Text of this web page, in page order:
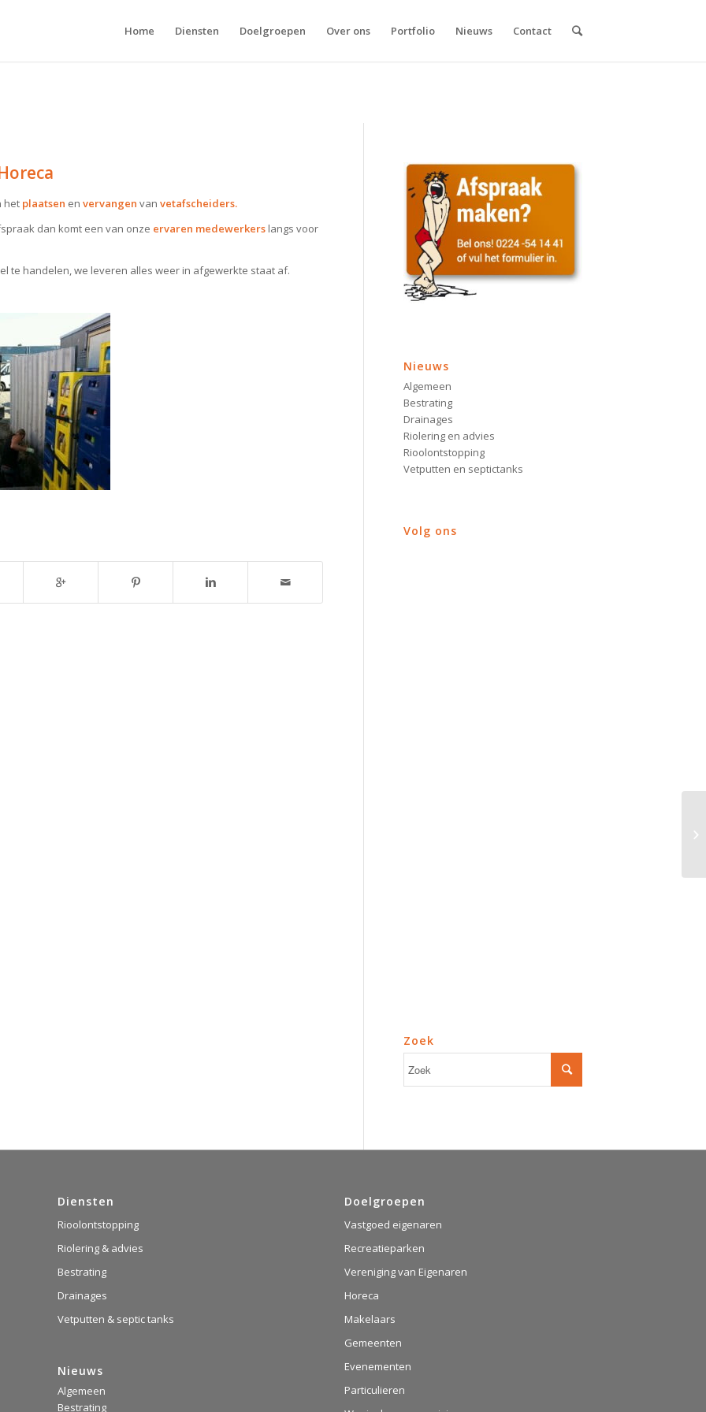
Home Diensten Doelgroepen Over ons Portfolio Nieuws Contact
het plaatsen en vervangen van vetafscheiders.
dan komt een van onze ervaren medewerkers langs voor
te handelen, we leveren alles weer in afgewerkte staat af.
Nieuws
Algemeen
Bestrating
Drainages
Riolering en advies
Rioolontstopping
Vetputten en septictanks
Volg ons
Zoek
Diensten
Rioolontstopping
Riolering & advies
Bestrating
Drainages
Vetputten & septic tanks
Nieuws
Algemeen
Bestrating
Doelgroepen
Vastgoed eigenaren
Recreatieparken
Vereniging van Eigenaren
Horeca
Makelaars
Gemeenten
Evenementen
Particulieren